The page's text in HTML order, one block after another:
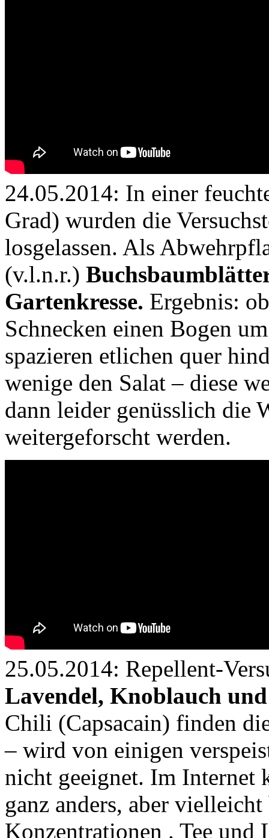
24.05.2014: In einer
Grad) wurden die
losgelassen. Als
(v.l.n.r.)
Gartenkresse. Ergebnis:
Schnecken einen Bogen
spazieren etlichen quer
wenige den Salat – diese
dann leider genüsslich die
weitergeforscht werden.
25.05.2014: Repellent-
Lavendel, Knoblauch und
Chili (Capsacain) finden
– wird von einigen
nicht geeignet. Im Internet
ganz anders, aber
Konzentrationen . Tee und